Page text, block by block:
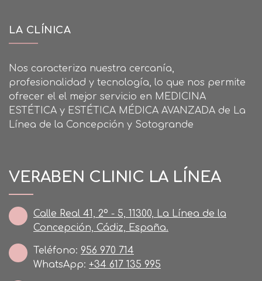
LA CLÍNICA
Nos caracteriza nuestra cercanía,
profesionalidad y tecnología, lo que nos permite
ofrecer el el mejor servicio en MEDICINA
ESTÉTICA y ESTÉTICA MÉDICA AVANZADA de La
Línea de la Concepción y Sotogrande
VERABEN CLINIC LA LÍNEA
Calle Real 41, 2º - 5, 11300, La Línea de la
Concepción, Cádiz, España.
Teléfono: 956 970 714
WhatsApp: +34 617 135 995